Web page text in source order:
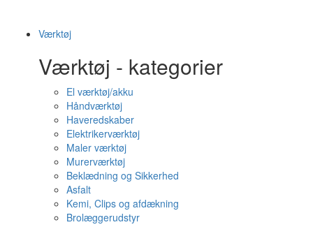
Værktøj
Værktøj - kategorier
El værktøj/akku
Håndværktøj
Haveredskaber
Elektrikerværktøj
Maler værktøj
Murerværktøj
Beklædning og Sikkerhed
Asfalt
Kemi, Clips og afdækning
Brolæggerudstyr